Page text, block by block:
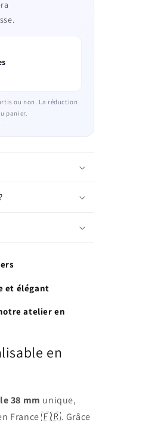
ou non. La réduction
panier.
et élégant
atelier en
en
38 mm unique,
France 🇫🇷. Grâce